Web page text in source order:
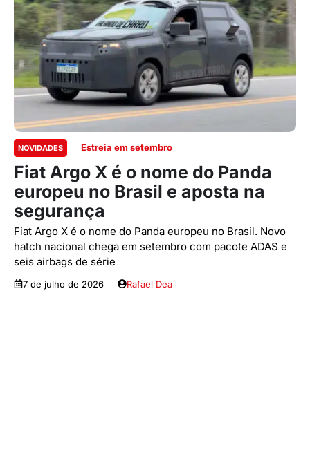
NOVIDADES Estreia em setembro
Fiat Argo X é o nome do Panda
europeu no Brasil e aposta na
segurança
Fiat Argo X é o nome do Panda europeu no Brasil. Novo
hatch nacional chega em setembro com pacote ADAS e
seis airbags de série
7 de julho de 2026 Rafael Dea